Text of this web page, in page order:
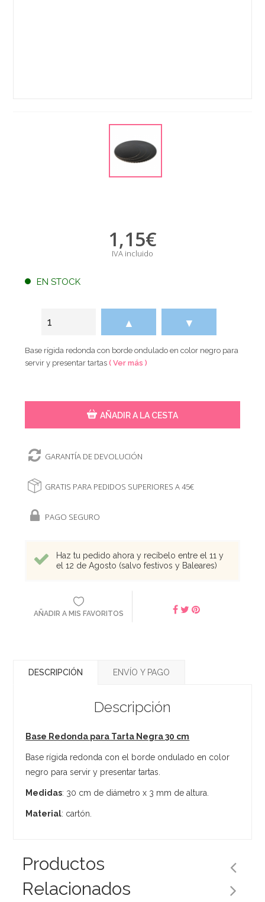
1,15€
IVA incluido
EN STOCK
▲ ▼
Base rígida redonda con borde ondulado en color negro para
servir y presentar tartas( Ver más )
AÑADIR A LA CESTA
GARANTÍA DE DEVOLUCIÓN
GRATIS PARA PEDIDOS SUPERIORES A 45€
PAGO SEGURO
Haz tu pedido ahora y recíbelo entre el 11 y
el 12 de Agosto (salvo festivos y Baleares)
AÑADIR A MIS FAVORITOS
DESCRIPCIÓN ENVÍO Y PAGO
Descripción
Base Redonda para Tarta Negra 30 cm
Base rígida redonda con el borde ondulado en color
negro para servir y presentar tartas.
Medidas: 30 cm de diámetro x 3 mm de altura.
Material: cartón.
Productos
Relacionados